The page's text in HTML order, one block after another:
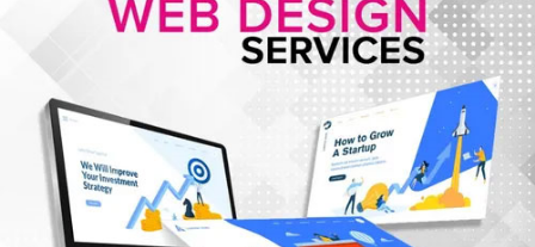
জরুরি জ্বালানি সরবরাহ নিশ্চিতে ৮ কার্গো
এলএনজি ও ৫ হাজার টন এলপিজি
কেনার নীতিগত অনুমোদন
নদী দূষণ রোধে সমন্বিত পদক্ষেপ গ্রহণে
অবহেলার কোনো সুযোগ নেই : প্রধানমন্ত্রী